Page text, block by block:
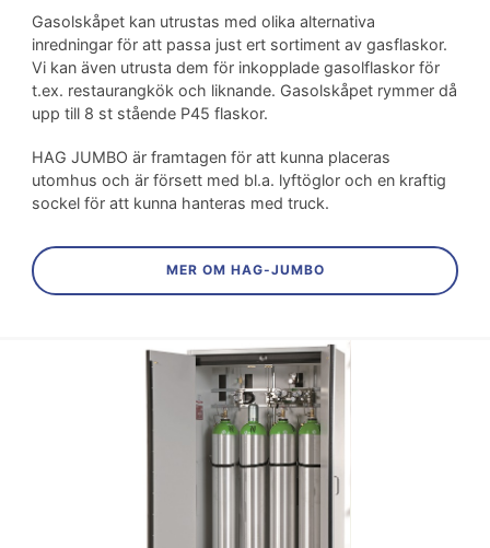
Gasolskåpet kan utrustas med olika alternativa
inredningar för att passa just ert sortiment av gasflaskor.
Vi kan även utrusta dem för inkopplade gasolflaskor för
t.ex. restaurangkök och liknande. Gasolskåpet rymmer då
upp till 8 st stående P45 flaskor.
HAG JUMBO är framtagen för att kunna placeras
utomhus och är försett med bl.a. lyftöglor och en kraftig
sockel för att kunna hanteras med truck.
MER OM HAG-JUMBO